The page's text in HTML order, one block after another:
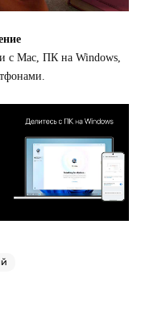
с Mac, ПК на Windows,